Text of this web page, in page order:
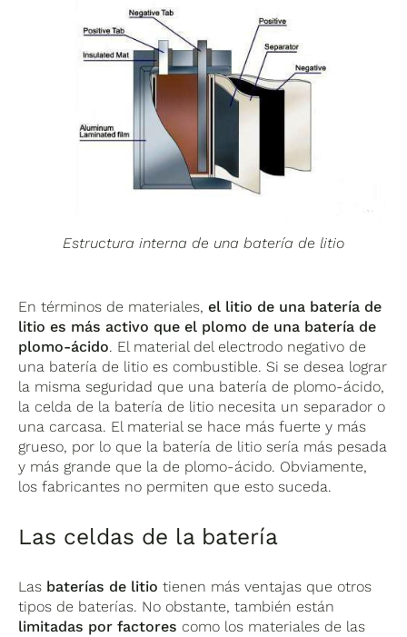
Estructura interna de una batería de litio
En términos de materiales,el litio de una batería de
litio es más activo que el plomo de una batería de
plomo-ácido. El material del electrodo negativo de
una batería de litio es combustible. Si se desea lograr
la misma seguridad que una batería de plomo-ácido,
la celda de la batería de litio necesita un separador o
una carcasa. El material se hace más fuerte y más
grueso, por lo que la batería de litio sería más pesada
y más grande que la de plomo-ácido. Obviamente,
los fabricantes no permiten que esto suceda.
Las celdas de la batería
Las baterías de litio tienen más ventajas que otros
tipos de baterías. No obstante, también están
limitadas por factores como los materiales de las